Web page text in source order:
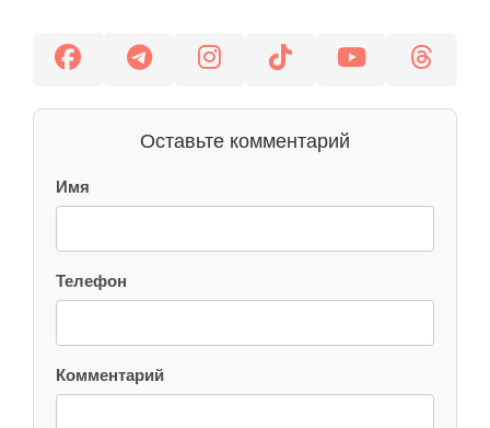
Оставьте комментарий
Имя
Телефон
Комментарий